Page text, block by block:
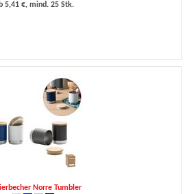
5,41 €, mind. 25 Stk.
Norre Tumbler